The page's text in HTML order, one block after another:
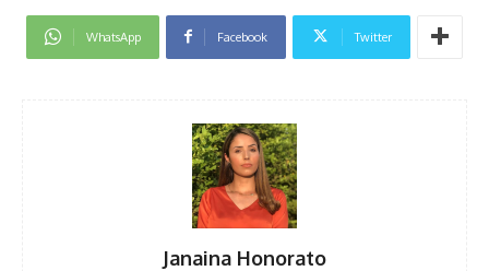
WhatsApp Facebook Twitter
Janaina Honorato